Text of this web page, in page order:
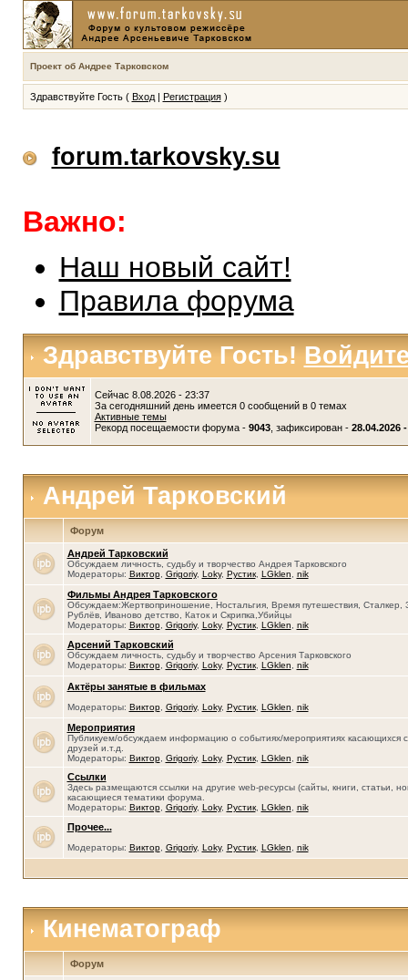
Проект об Андрее Тарковском
Здравствуйте Гость ( Вход| Регистрация)
forum.tarkovsky.su
Важно:
Наш новый сайт!
Правила форума
Здравствуйте Гость!
Сейчас 8.08.2026 - 23:37
За сегодняшний день имеется 0 сообщений в 0 темах
Активные темы
Рекорд посещаемости форума - 9043, зафиксирован - 28.04.2026
Андрей Тарковский
Форум
Андрей Тарковский
Обсуждаем личность, судьбу и творчество Андрея Тарковского
Модераторы: Виктор, Grigoriy, Loky, Рустик, LGklen nik
Фильмы Андрея Тарковского
Обсуждаем:Жертвоприношение, Ностальгия, Время путешествия, Сталкер,
Рублёв, Иваново детство, Каток и Скрипка,Убийцы
Модераторы: Виктор, Grigoriy, Loky, Рустик, LGklen nik
Арсений Тарковский
Обсуждаем личность, судьбу и творчество Арсения Тарковского
Модераторы: Виктор, Grigoriy, Loky, Рустик, LGklen nik
Актёры занятые в фильмах
Модераторы: Виктор, Grigoriy, Loky, Рустик, LGklen nik
Мероприятия
Публикуем/обсуждаем информацию о событиях/мероприятиях касающихся
друзей и.т.д.
Модераторы: Виктор, Grigoriy, Loky, Рустик, LGklen nik
Ссылки
Здесь размещаются ссылки на другие web-ресурсы (сайты, книги, статьи,
касающиеся тематики форума.
Модераторы: Виктор, Grigoriy, Loky, Рустик, LGklen nik
Прочее...
Модераторы: Виктор, Grigoriy, Loky, Рустик, LGklen nik
Кинематограф
Форум